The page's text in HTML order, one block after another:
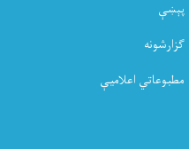
پېښې
ګزارشونه
مطبوعاتي اعلامیې